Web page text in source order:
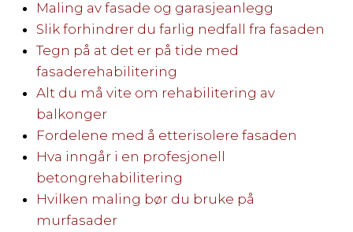
Maling av fasade og garasjeanlegg
Slik forhindrer du farlig nedfall fra fasaden
Tegn på at det er på tide med
fasaderehabilitering
Alt du må vite om rehabilitering av
balkonger
Fordelene med å etterisolere fasaden
Hva inngår i en profesjonell
betongrehabilitering
Hvilken maling bør du bruke på
murfasader